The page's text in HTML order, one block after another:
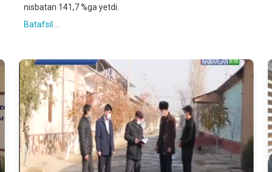
nisbatan 141,7 %ga yetdi.
Batafsil ...